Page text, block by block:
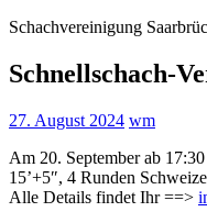
Schachvereinigung
Schnellschach-
27. August 2024 wm
Am 20. September ab
15’+5″, 4 Runden
Alle Details findet Ihr ==>